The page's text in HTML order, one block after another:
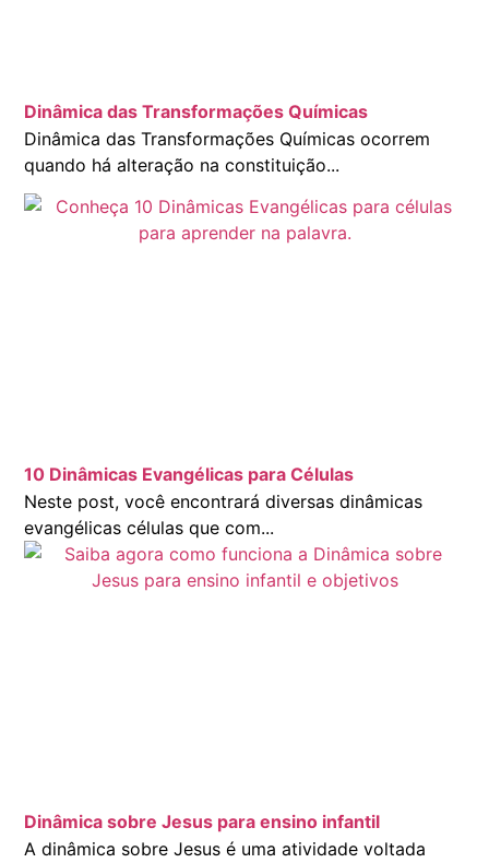
Dinâmica das Transformações Químicas
Dinâmica das Transformações Químicas ocorrem
quando há alteração na constituição...
10 Dinâmicas Evangélicas para Células
Neste post, você encontrará diversas dinâmicas
evangélicas células que com...
Dinâmica sobre Jesus para ensino infantil
A dinâmica sobre Jesus é uma atividade voltada